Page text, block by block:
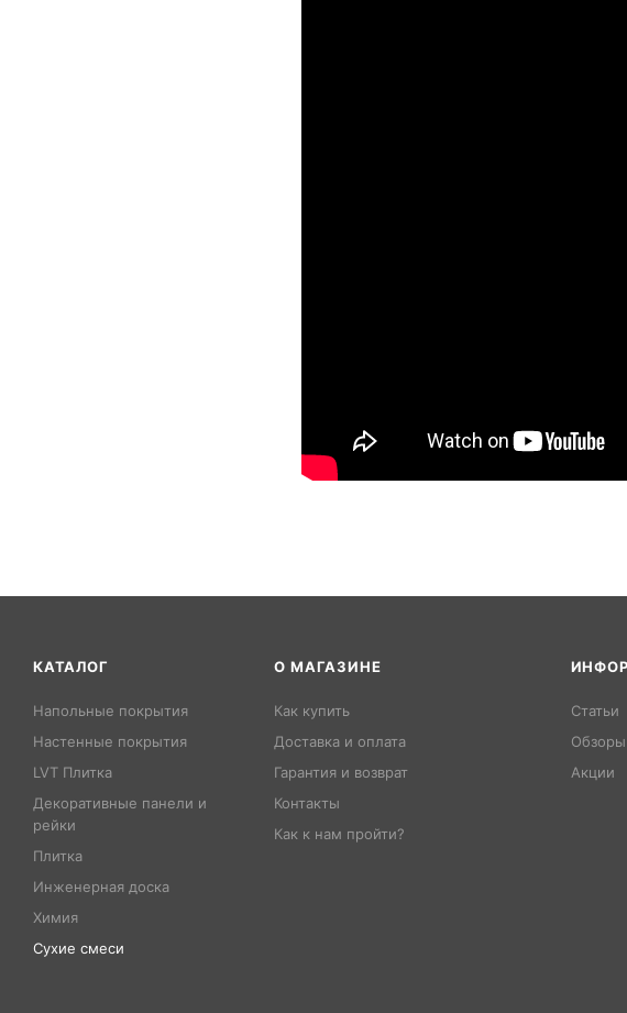
КАТАЛОГ
Напольные покрытия
Настенные покрытия
LVT Плитка
Декоративные панели и
рейки
Плитка
Инженерная доска
Химия
Сухие смеси
О МАГАЗИНЕ
Как купить
Доставка и оплата
Гарантия и возврат
Контакты
Как к нам пройти?
Статьи
Обзоры
Акции